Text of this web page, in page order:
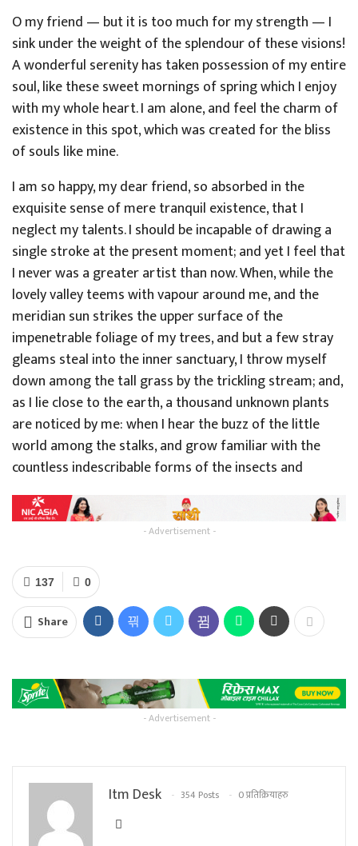
O my friend — but it is too much for my strength — I
sink under the weight of the splendour of these visions!
A wonderful serenity has taken possession of my entire
soul, like these sweet mornings of spring which I enjoy
with my whole heart. I am alone, and feel the charm of
existence in this spot, which was created for the bliss
of souls like mine.
I am so happy, my dear friend, so absorbed in the
exquisite sense of mere tranquil existence, that I
neglect my talents. I should be incapable of drawing a
single stroke at the present moment; and yet I feel that
I never was a greater artist than now. When, while the
lovely valley teems with vapour around me, and the
meridian sun strikes the upper surface of the
impenetrable foliage of my trees, and but a few stray
gleams steal into the inner sanctuary, I throw myself
down among the tall grass by the trickling stream; and,
as I lie close to the earth, a thousand unknown plants
are noticed by me: when I hear the buzz of the little
world among the stalks, and grow familiar with the
countless indescribable forms of the insects and
- Advertisement -
0
137
Share
- Advertisement -
Itm Desk 354 Posts 0 प्रतिक्रियाहरु